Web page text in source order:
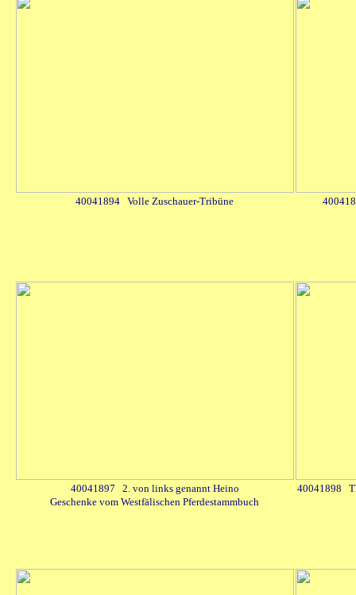
40041894 Volle Zuschauer-Tribüne
40041897 2. von links genannt Heino
Geschenke vom Westfälischen Pferdestammbuch
40041898